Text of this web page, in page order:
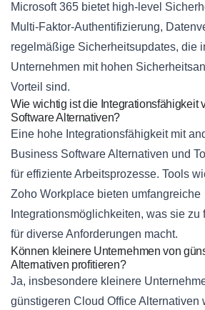
Microsoft 365 bietet high-level
Multi-Faktor-Authentifizierung,
regelmäßige Sicherheitsupdates, die
Unternehmen mit hohen
Vorteil sind.
Wie wichtig ist die Integrationsfähigkeit
Software Alternativen?
Eine hohe Integrationsfähigkeit mit
Business Software Alternativen und
für effiziente Arbeitsprozesse. Tools
Zoho Workplace bieten umfangreiche
Integrationsmöglichkeiten, was sie
für diverse Anforderungen macht.
Können kleinere Unternehmen von
Alternativen profitieren?
Ja, insbesondere kleinere
günstigeren Cloud Office Alternativen